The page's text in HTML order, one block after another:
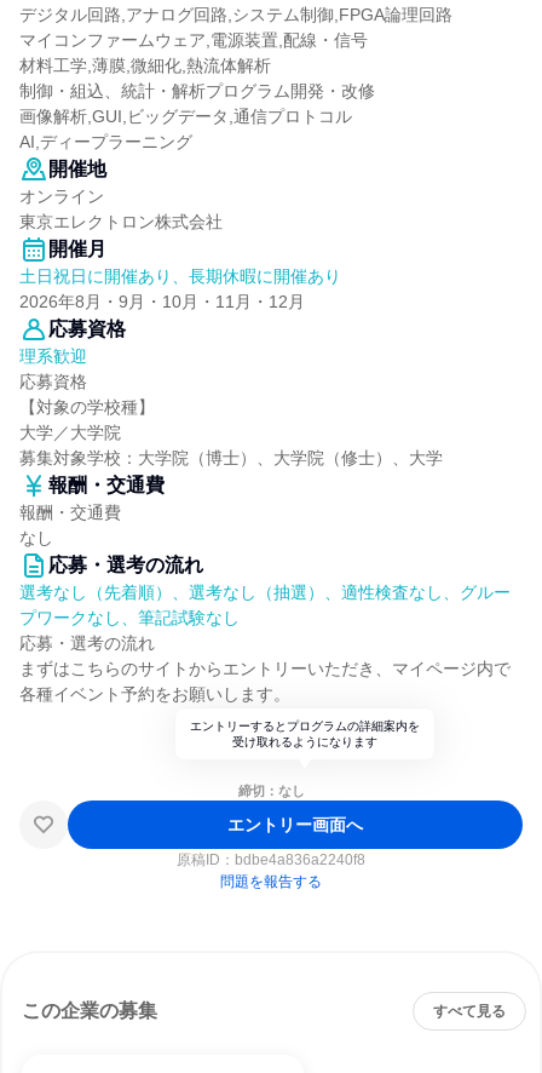
デジタル回路,アナログ回路,システム制御,FPGA論理回路
マイコンファームウェア,電源装置,配線・信号
材料工学,薄膜,微細化,熱流体解析
制御・組込、統計・解析プログラム開発・改修
画像解析,GUI,ビッグデータ,通信プロトコル
AI,ディープラーニング
開催地
オンライン
東京エレクトロン株式会社
開催月
土日祝日に開催あり、長期休暇に開催あり
2026年8月・9月・10月・11月・12月
応募資格
理系歓迎
応募資格
【対象の学校種】
大学／大学院
募集対象学校：大学院（博士）、大学院（修士）、大学
報酬・交通費
報酬・交通費
なし
応募・選考の流れ
選考なし（先着順）、選考なし（抽選）、適性検査なし、グルー
プワークなし、筆記試験なし
応募・選考の流れ
まずはこちらのサイトからエントリーいただき、マイページ内で
各種イベント予約をお願いします。
エントリーするとプログラムの詳細案内を
受け取れるようになります
締切：なし
エントリー画面へ
原稿ID： bdbe4a836a2240f8
問題を報告する
この企業の募集 すべて見る